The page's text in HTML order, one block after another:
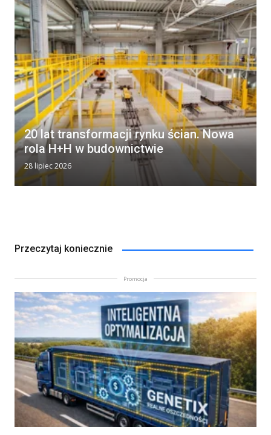
20 lat transformacji rynku ścian. Nowa
rola H+H w budownictwie
28 lipiec 2026
Przeczytaj koniecznie
Promocja